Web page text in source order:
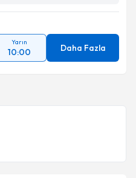
Yarın
10:00 Daha Fazla